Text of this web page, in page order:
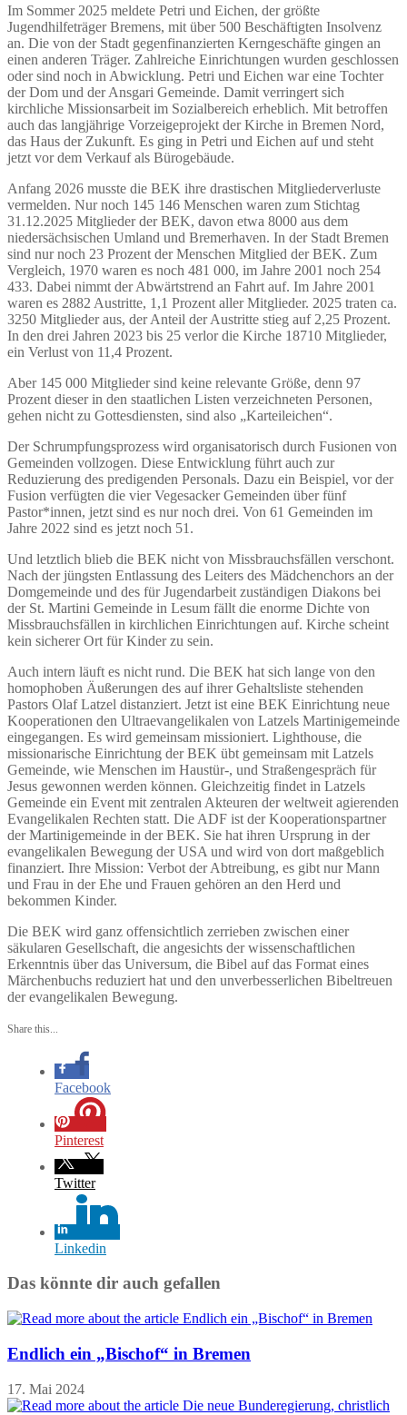
Im Sommer 2025 meldete Petri und Eichen, der größte
Jugendhilfeträger Bremens, mit über 500 Beschäftigten Insolvenz
an. Die von der Stadt gegenfinanzierten Kerngeschäfte gingen an
einen anderen Träger. Zahlreiche Einrichtungen wurden geschlossen
oder sind noch in Abwicklung. Petri und Eichen war eine Tochter
der Dom und der Ansgari Gemeinde. Damit verringert sich
kirchliche Missionsarbeit im Sozialbereich erheblich. Mit betroffen
auch das langjährige Vorzeigeprojekt der Kirche in Bremen Nord,
das Haus der Zukunft. Es ging in Petri und Eichen auf und steht
jetzt vor dem Verkauf als Bürogebäude.
Anfang 2026 musste die BEK ihre drastischen Mitgliederverluste
vermelden. Nur noch 145 146 Menschen waren zum Stichtag
31.12.2025 Mitglieder der BEK, davon etwa 8000 aus dem
niedersächsischen Umland und Bremerhaven. In der Stadt Bremen
sind nur noch 23 Prozent der Menschen Mitglied der BEK. Zum
Vergleich, 1970 waren es noch 481 000, im Jahre 2001 noch 254
433. Dabei nimmt der Abwärtstrend an Fahrt auf. Im Jahre 2001
waren es 2882 Austritte, 1,1 Prozent aller Mitglieder. 2025 traten ca.
3250 Mitglieder aus, der Anteil der Austritte stieg auf 2,25 Prozent.
In den drei Jahren 2023 bis 25 verlor die Kirche 18710 Mitglieder,
ein Verlust von 11,4 Prozent.
Aber 145 000 Mitglieder sind keine relevante Größe, denn 97
Prozent dieser in den staatlichen Listen verzeichneten Personen,
gehen nicht zu Gottesdiensten, sind also „Karteileichen“.
Der Schrumpfungsprozess wird organisatorisch durch Fusionen von
Gemeinden vollzogen. Diese Entwicklung führt auch zur
Reduzierung des predigenden Personals. Dazu ein Beispiel, vor der
Fusion verfügten die vier Vegesacker Gemeinden über fünf
Pastor*innen, jetzt sind es nur noch drei. Von 61 Gemeinden im
Jahre 2022 sind es jetzt noch 51.
Und letztlich blieb die BEK nicht von Missbrauchsfällen verschont.
Nach der jüngsten Entlassung des Leiters des Mädchenchors an der
Domgemeinde und des für Jugendarbeit zuständigen Diakons bei
der St. Martini Gemeinde in Lesum fällt die enorme Dichte von
Missbrauchsfällen in kirchlichen Einrichtungen auf. Kirche scheint
kein sicherer Ort für Kinder zu sein.
Auch intern läuft es nicht rund. Die BEK hat sich lange von den
homophoben Äußerungen des auf ihrer Gehaltsliste stehenden
Pastors Olaf Latzel distanziert. Jetzt ist eine BEK Einrichtung neue
Kooperationen den Ultraevangelikalen von Latzels Martinigemeinde
eingegangen. Es wird gemeinsam missioniert. Lighthouse, die
missionarische Einrichtung der BEK übt gemeinsam mit Latzels
Gemeinde, wie Menschen im Haustür-, und Straßengespräch für
Jesus gewonnen werden können. Gleichzeitig findet in Latzels
Gemeinde ein Event mit zentralen Akteuren der weltweit agierenden
Evangelikalen Rechten statt. Die ADF ist der Kooperationspartner
der Martinigemeinde in der BEK. Sie hat ihren Ursprung in der
evangelikalen Bewegung der USA und wird von dort maßgeblich
finanziert. Ihre Mission: Verbot der Abtreibung, es gibt nur Mann
und Frau in der Ehe und Frauen gehören an den Herd und
bekommen Kinder.
Die BEK wird ganz offensichtlich zerrieben zwischen einer
säkularen Gesellschaft, die angesichts der wissenschaftlichen
Erkenntnis über das Universum, die Bibel auf das Format eines
Märchenbuchs reduziert hat und den unverbesserlichen Bibeltreuen
der evangelikalen Bewegung.
Share this...
Facebook
Pinterest
Twitter
Linkedin
Das könnte dir auch gefallen
Endlich ein „Bischof“ in Bremen
17. Mai 2024